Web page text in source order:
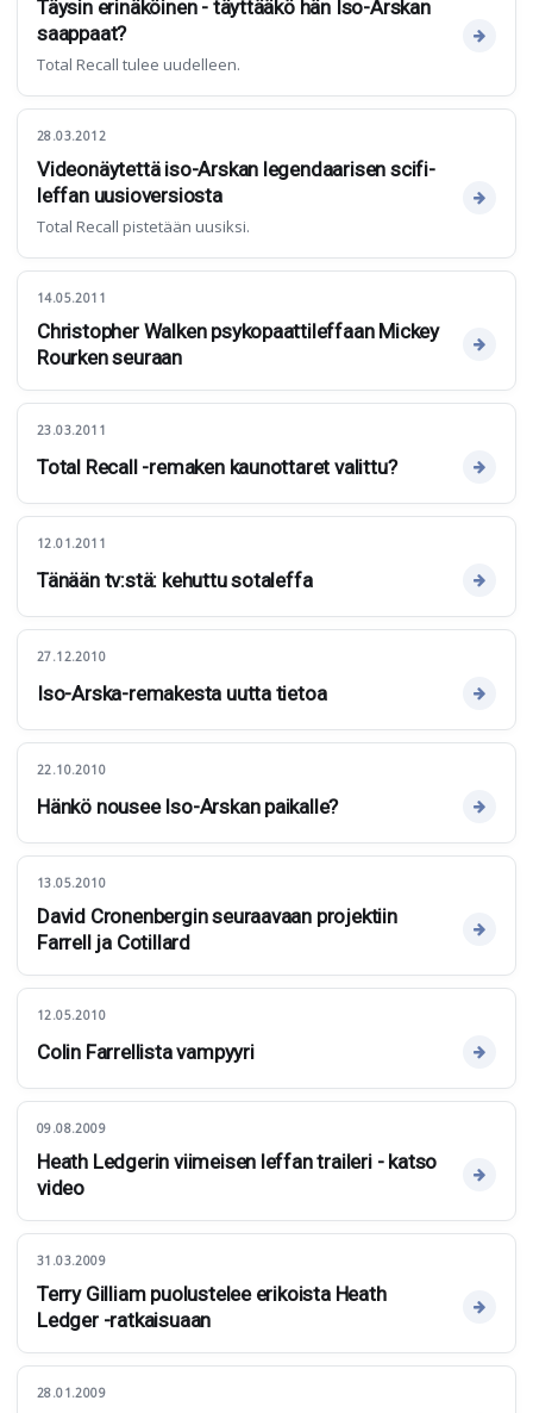
Täysin erinäköinen - täyttääkö hän Iso-Arskan
saappaat?
Total Recall tulee uudelleen.
28.03.2012
Videonäytettä iso-Arskan legendaarisen scifi-
leffan uusioversiosta
Total Recall pistetään uusiksi.
14.05.2011
Christopher Walken psykopaattileffaan Mickey
Rourken seuraan
23.03.2011
Total Recall -remaken kaunottaret valittu?
12.01.2011
Tänään tv:stä: kehuttu sotaleffa
27.12.2010
Iso-Arska-remakesta uutta tietoa
22.10.2010
Hänkö nousee Iso-Arskan paikalle?
13.05.2010
David Cronenbergin seuraavaan projektiin
Farrell ja Cotillard
12.05.2010
Colin Farrellista vampyyri
09.08.2009
Heath Ledgerin viimeisen leffan traileri - katso
video
31.03.2009
Terry Gilliam puolustelee erikoista Heath
Ledger -ratkaisuaan
28.01.2009